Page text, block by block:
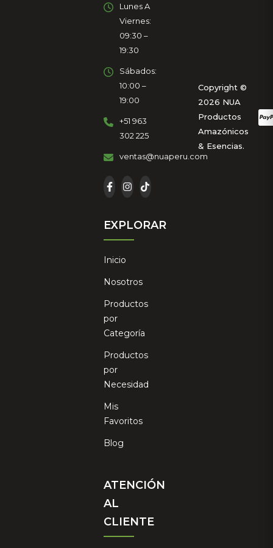
Lunes A
Viernes:
09:30 –
19:30
Sábados:
10:00 –
19:00
+51 963
302 225
ventas@nuaperu.com
EXPLORAR
Inicio
Nosotros
Productos
por
Categoría
Productos
por
Necesidad
Mis
Favoritos
Blog
ATENCIÓN
AL
CLIENTE
Copyright ©
2026 NUA
Productos
Amazónicos
& Esencias.